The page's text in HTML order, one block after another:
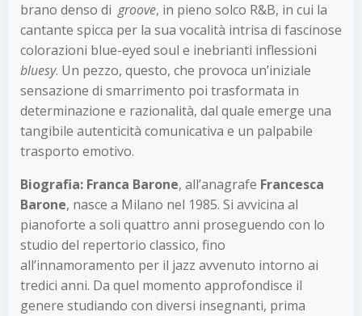
brano denso di groove, in pieno solco R&B, in cui la
cantante spicca per la sua vocalità intrisa di fascinose
colorazioni blue-eyed soul e inebrianti inflessioni
bluesy. Un pezzo, questo, che provoca un’iniziale
sensazione di smarrimento poi trasformata in
determinazione e razionalità, dal quale emerge una
tangibile autenticità comunicativa e un palpabile
trasporto emotivo.
Biografia: Franca Barone, all’anagrafe Francesca
Barone, nasce a Milano nel 1985. Si avvicina al
pianoforte a soli quattro anni proseguendo con lo
studio del repertorio classico, fino
all’innamoramento per il jazz avvenuto intorno ai
tredici anni. Da quel momento approfondisce il
genere studiando con diversi insegnanti, prima